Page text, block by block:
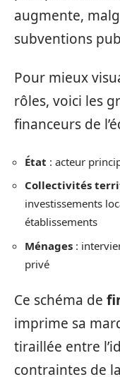
augmente,
subventions
Pour mieux
rôles, voici les
financeurs de
État : acteur
Collectivités
investissements
établissements
Ménages :
privé
Ce schéma de
imprime sa
tiraillée entre
contraintes de